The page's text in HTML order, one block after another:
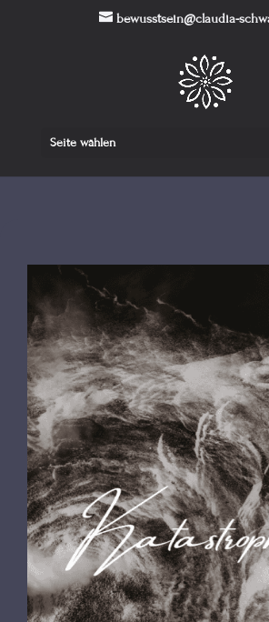
bewusstsein@claudia-
Seite wählen